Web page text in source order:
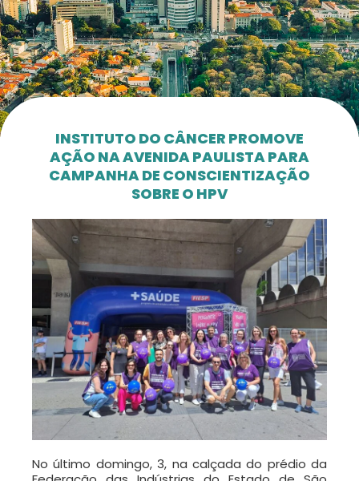
INSTITUTO DO CÂNCER PROMOVE
AÇÃO NA AVENIDA PAULISTA PARA
CAMPANHA DE CONSCIENTIZAÇÃO
SOBRE O HPV
No último domingo, 3, na calçada do prédio da